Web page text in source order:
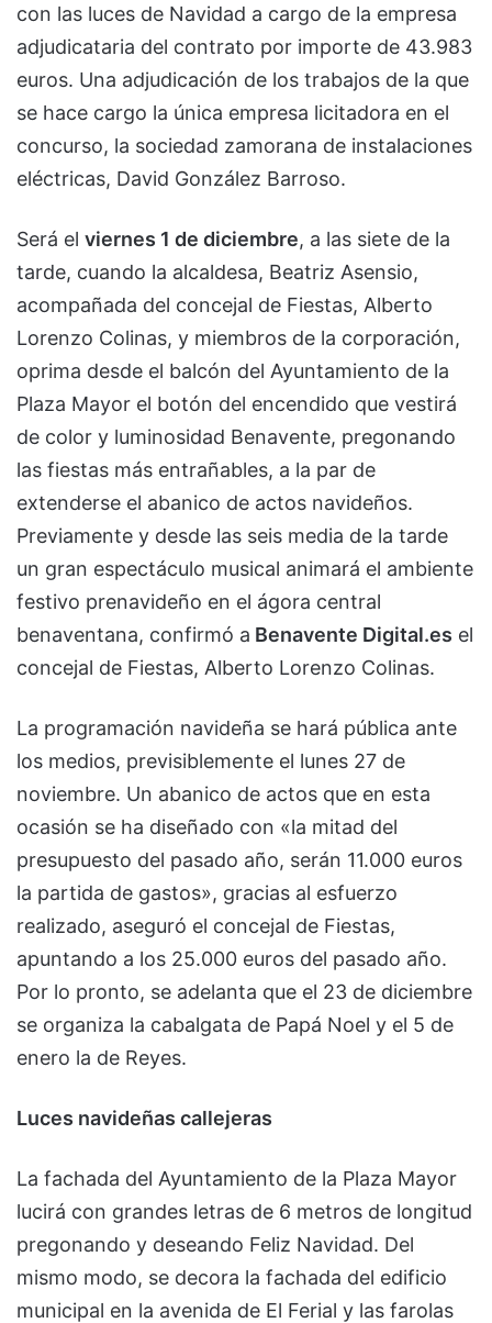
con las luces de Navidad a cargo de la empresa
adjudicataria del contrato por importe de 43.983
euros. Una adjudicación de los trabajos de la que
se hace cargo la única empresa licitadora en el
concurso, la sociedad zamorana de instalaciones
eléctricas, David González Barroso.
Será el viernes 1 de diciembre, a las siete de la
tarde, cuando la alcaldesa, Beatriz Asensio,
acompañada del concejal de Fiestas, Alberto
Lorenzo Colinas, y miembros de la corporación,
oprima desde el balcón del Ayuntamiento de la
Plaza Mayor el botón del encendido que vestirá
de color y luminosidad Benavente, pregonando
las fiestas más entrañables, a la par de
extenderse el abanico de actos navideños.
Previamente y desde las seis media de la tarde
un gran espectáculo musical animará el ambiente
festivo prenavideño en el ágora central
benaventana, confirmó a Benavente Digital.es el
concejal de Fiestas, Alberto Lorenzo Colinas.
La programación navideña se hará pública ante
los medios, previsiblemente el lunes 27 de
noviembre. Un abanico de actos que en esta
ocasión se ha diseñado con «la mitad del
presupuesto del pasado año, serán 11.000 euros
la partida de gastos», gracias al esfuerzo
realizado, aseguró el concejal de Fiestas,
apuntando a los 25.000 euros del pasado año.
Por lo pronto, se adelanta que el 23 de diciembre
se organiza la cabalgata de Papá Noel y el 5 de
enero la de Reyes.
Luces navideñas callejeras
La fachada del Ayuntamiento de la Plaza Mayor
lucirá con grandes letras de 6 metros de longitud
pregonando y deseando Feliz Navidad. Del
mismo modo, se decora la fachada del edificio
municipal en la avenida de El Ferial y las farolas